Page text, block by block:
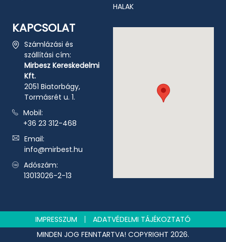
HALAK
KAPCSOLAT
Számlázási és
szállítási cím:
Mirbesz Kereskedelmi
Kft.
2051 Biatorbágy,
Tormásrét u. 1.
Mobil:
+36 23 312-468
Email:
info@mirbest.hu
Adószám:
13013026-2-13
IMPRESSZUM
ADATVÉDELMI TÁJÉKOZTATÓ
MINDEN JOG FENNTARTVA! COPYRIGHT 2026.